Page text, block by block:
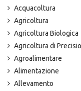
Acquacoltura
Agricoltura
Agricoltura Biologica
Agricoltura di
Agroalimentare
Alimentazione
Allevamento